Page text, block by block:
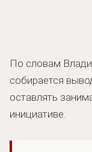
По словам
собирается
оставлять
инициативе.